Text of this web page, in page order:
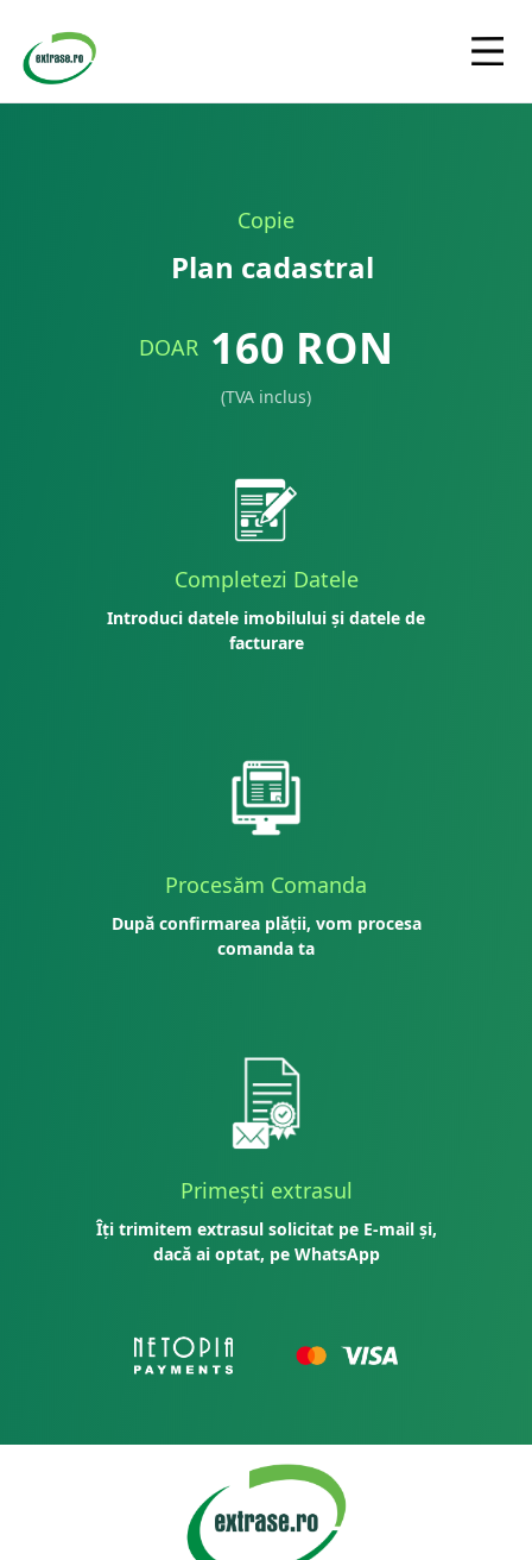
Copie
Plan cadastral
DOAR 160 RON
(TVA inclus)
Completezi Datele
Introduci datele imobilului și datele de
facturare
Procesăm Comanda
După confirmarea plății, vom procesa
comanda ta
Primești extrasul
Îți trimitem extrasul solicitat pe E-mail și,
dacă ai optat, pe WhatsApp